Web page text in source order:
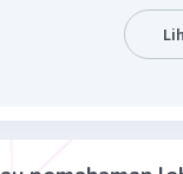
adalahB